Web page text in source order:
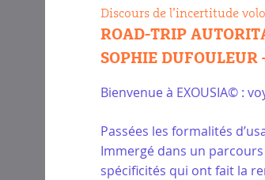
Discours de l’incertitude
ROAD-TRIP
SOPHIE DUFOULEUR
Bienvenue à EXOUSIA© :
Passées les formalités
Immergé dans un
spécificités qui ont fait la